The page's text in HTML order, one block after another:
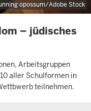
opossum/Adobe Stock
– jüdisches
Arbeitsgruppen
aller Schulformen in
teilnehmen.